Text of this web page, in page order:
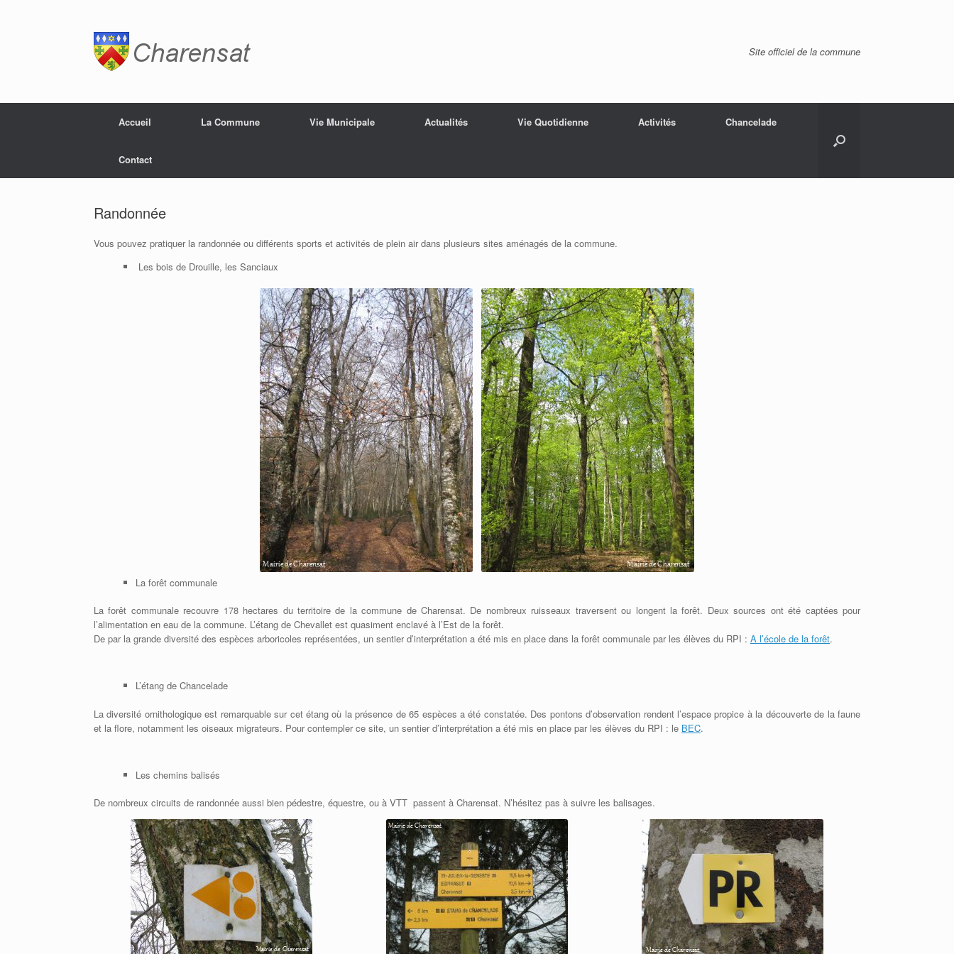
Site officiel de la commune
Accueil La Commune Vie Municipale Actualités Vie Quotidienne Activités Chancelade
Contact
Randonnée
Vous pouvez pratiquer la randonnée ou différents sports et activités de plein air dans plusieurs sites aménagés de la commune.
Les bois de Drouille, les Sanciaux
La forêt communale
La forêt communale recouvre 178 hectares du territoire de la commune de Charensat. De nombreux ruisseaux traversent ou longent la forêt. Deux sources ont été captées pour
l’alimentation en eau de la commune. L’étang de Chevallet est quasiment enclavé à l’Est de la forêt.
De par la grande diversité des espèces arboricoles représentées, un sentier d’interprétation a été mis en place dans la forêt communale par les élèves du RPI : A l’école de la forêt.
L’étang de Chancelade
La diversité ornithologique est remarquable sur cet étang où la présence de 65 espèces a été constatée. Des pontons d’observation rendent l’espace propice à la découverte de la faune
et la flore, notamment les oiseaux migrateurs. Pour contempler ce site, un sentier d’interprétation a été mis en place par les élèves du RPI : le BEC.
Les chemins balisés
De nombreux circuits de randonnée aussi bien pédestre, équestre, ou à VTT passent à Charensat. N’hésitez pas à suivre les balisages.